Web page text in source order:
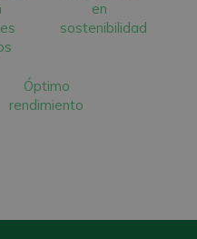
en
sostenibilidad
Óptimo
rendimiento